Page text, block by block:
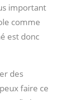
important
comme
est donc
des
faire ce